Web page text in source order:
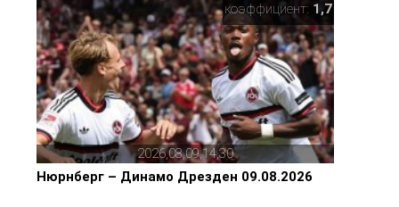
2026,08,09,14,30
коэффициент: 1,7
Нюрнберг – Динамо Дрезден 09.08.2026